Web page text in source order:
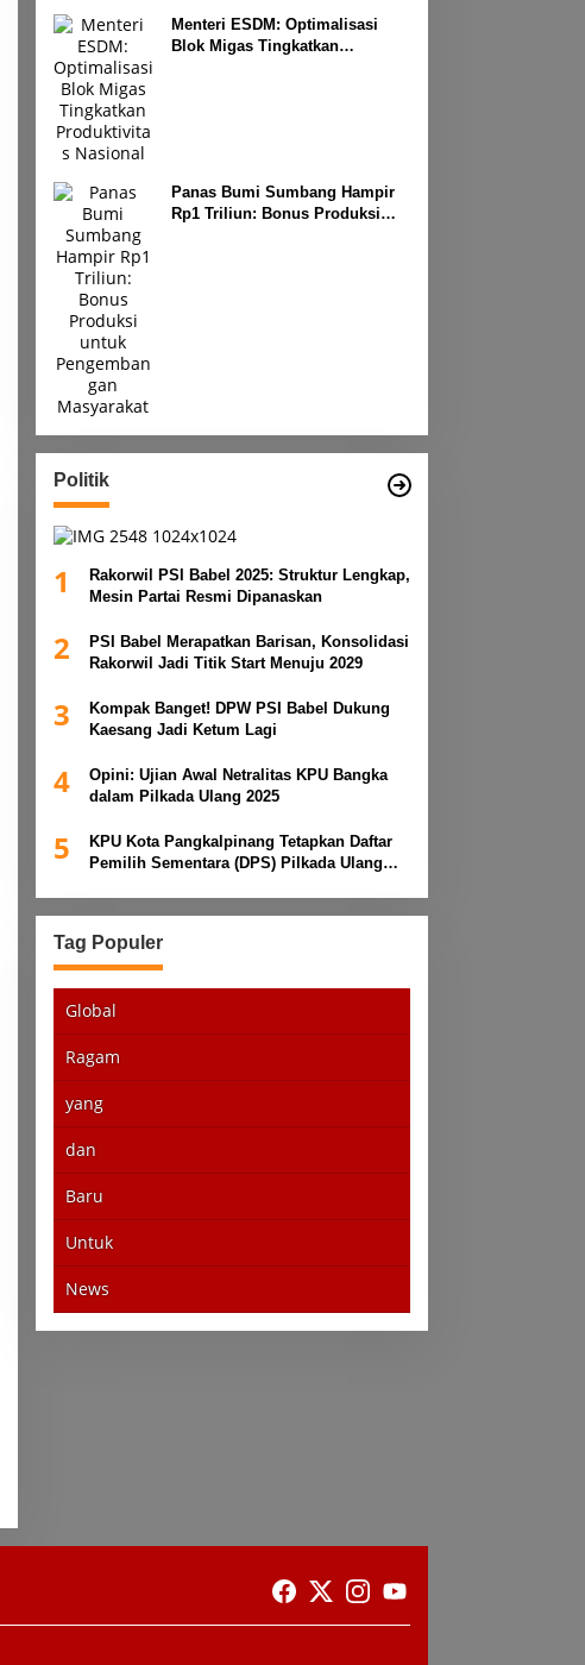
Menteri ESDM: Optimalisasi
Blok Migas Tingkatkan
Panas Bumi Sumbang Hampir
Rp1 Triliun: Bonus Produksi
Politik
1
Rakorwil PSI Babel 2025: Struktur Lengkap,
Mesin Partai Resmi Dipanaskan
2
PSI Babel Merapatkan Barisan, Konsolidasi
Rakorwil Jadi Titik Start Menuju 2029
3
Kompak Banget! DPW PSI Babel Dukung
Kaesang Jadi Ketum Lagi
4
Opini: Ujian Awal Netralitas KPU Bangka
dalam Pilkada Ulang 2025
5
KPU Kota Pangkalpinang Tetapkan Daftar
Pemilih Sementara (DPS) Pilkada Ulang
Tag Populer
Global
Ragam
yang
dan
Baru
Untuk
News